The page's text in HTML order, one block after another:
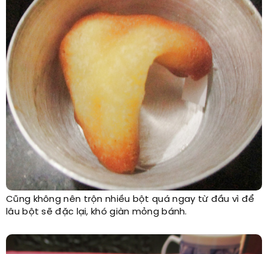
Cũng không nên trộn nhiều bột quá ngay từ đầu vì để
lâu bột sẽ đặc lại, khó giàn mỏng bánh.